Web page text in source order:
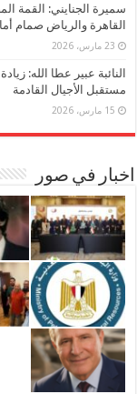
سميرة الجنايني: القمة
القاهرة والرياض صمام
23 مارس، 2026
النائبة عبير عطا الله:
مستقبل الأجيال القادمة
15 مارس، 2026
اخبار في صور